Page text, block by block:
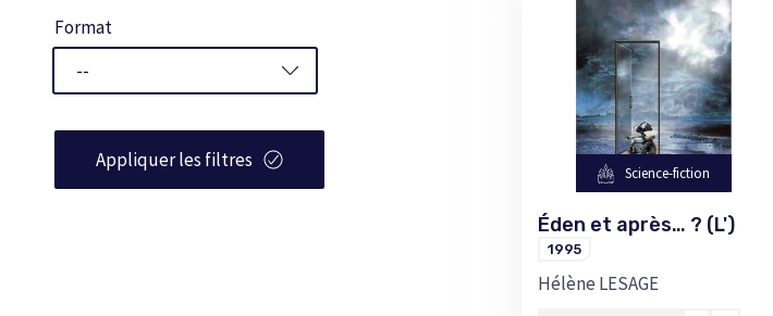
Format
Appliquer les filtres
Science-fiction
Éden et après… ? (L')
1995
Hélène LESAGE